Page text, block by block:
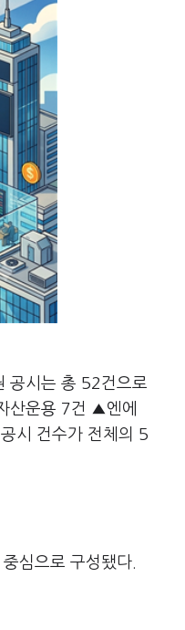
공시는 총 52건으로
산운용 7건 ▲엔에
시 건수가 전체의 5
심으로 구성됐다.